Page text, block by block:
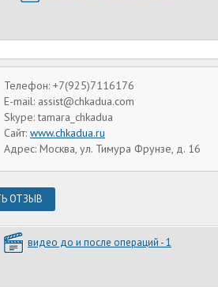
Телефон: +7(925)7116176
E-mail: assist@chkadua.com
Skype: tamara_chkadua
Сайт: www.chkadua.ru
Адрес: Москва, ул. Тимура Фрунзе, д. 16
ОТЗЫВ
видео до и после операций - 1